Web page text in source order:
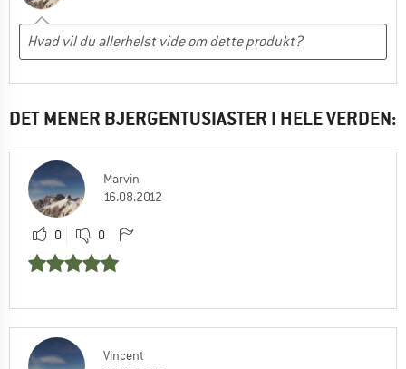
DET MENER BJERGENTUSIASTER I HELE VERDEN:
Marvin
16.08.2012
0 0
Vincent